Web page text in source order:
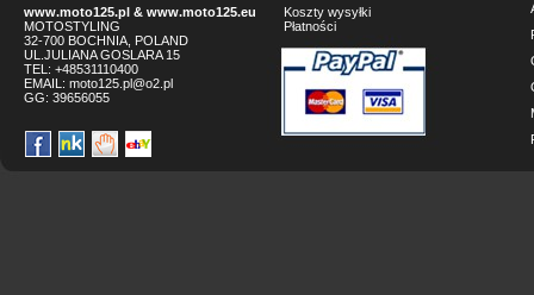
www.moto125.pl & www.moto125.eu
MOTOSTYLING
32-700 BOCHNIA, POLAND
UL.JULIANA GOSLARA 15
TEL: +48531110400
EMAIL: moto125.pl@o2.pl
GG: 39656055
Koszty wysyłki
Płatności